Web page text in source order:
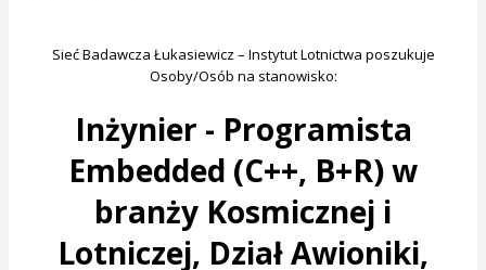
Sieć Badawcza Łukasiewicz – Instytut Lotnictwa poszukuje
Osoby/Osób na stanowisko:
Inżynier - Programista
Embedded (C++, B+R) w
branży Kosmicznej i
Lotniczej​, Dział Awioniki,